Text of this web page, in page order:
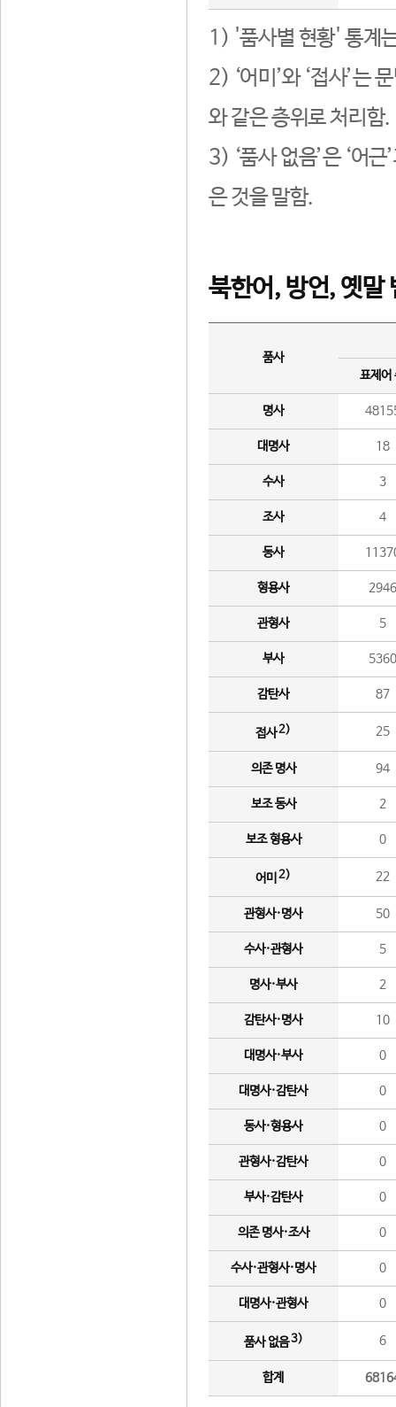
1) '품사별 현황' 통계
2) ‘어미’와 ‘접사’는
와 같은 층위로 처리함.
3) ‘품사 없음’은 ‘어
은 것을 말함.
북한어, 방언, 옛말
품사
표제어
명사
대명사 18
수사 3
조사 4
동사
형용사 2946
관형사 5
부사 5360
감탄사 87
접사2) 25
의존 명사 94
보조 동사 2
보조 형용사 0
어미 2) 22
관형사·명사 50
수사·관형사 5
명사·부사 2
감탄사·명사 10
대명사·부사 0
대명사·감탄사 0
동사·형용사 0
관형사·감탄사 0
부사·감탄사 0
의존 명사·조사 0
수사·관형사·명사 0
대명사·관형사 0
품사 없음3) 6
합계